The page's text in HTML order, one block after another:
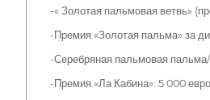
-« Золотая пальмовая ветвь»
-Премия «Золотая пальма» за
-Серебряная пальмовая
-Премия «Ла Кабина»: 5 000 евро